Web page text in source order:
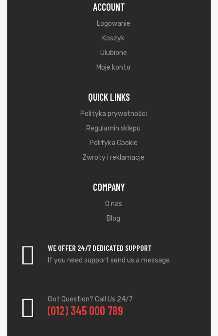
ACCOUNT
Logowanie
Koszyk
Ulubione
Moje konto
QUICK LINKS
Polityka prywatności
Regulamin sklepu
Polityka Cookie
Zwroty i reklamacje
COMPANY
O nas
Blog
WE OFFER 24/7 DEDICATED SUPPORT
If you need support send us a message
Got Question? Call Us 24/7
(012) 345 000 789